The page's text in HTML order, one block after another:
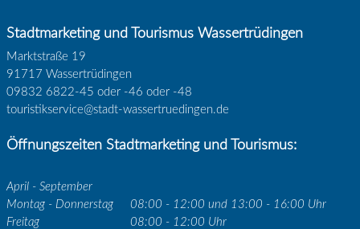
Stadtmarketing und Tourismus Wassertrüdingen
Marktstraße 19
91717 Wassertrüdingen
09832 6822-45 oder -46 oder -48
touristikservice@stadt-wassertruedingen.de
Öffnungszeiten Stadtmarketing und Tourismus:
April - September
Montag - Donnerstag
08:00 - 12:00 und 13:00 - 16:00 Uhr
Freitag
08:00 - 12:00 Uhr